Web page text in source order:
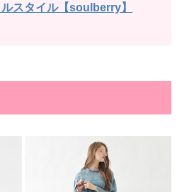
スタイル【soulberry】